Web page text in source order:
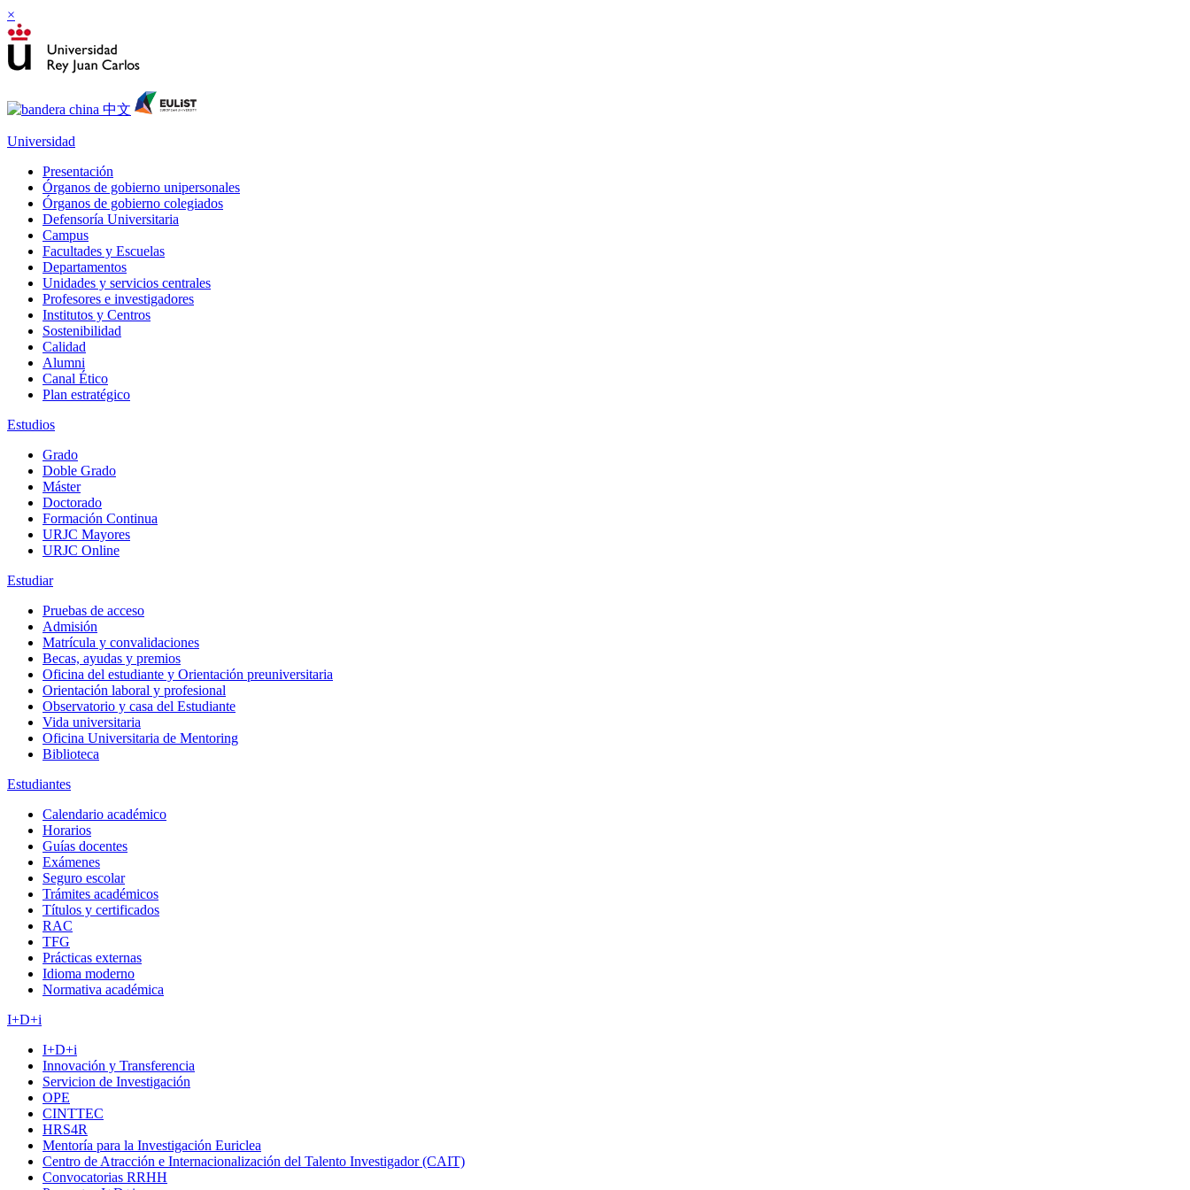
×
Universidad
Presentación
Órganos de gobierno unipersonales
Órganos de gobierno colegiados
Defensoría Universitaria
Campus
Facultades y Escuelas
Departamentos
Unidades y servicios centrales
Profesores e investigadores
Institutos y Centros
Sostenibilidad
Calidad
Alumni
Canal Ético
Plan estratégico
Estudios
Grado
Doble Grado
Máster
Doctorado
Formación Continua
URJC Mayores
URJC Online
Estudiar
Pruebas de acceso
Admisión
Matrícula y convalidaciones
Becas, ayudas y premios
Oficina del estudiante y Orientación preuniversitaria
Orientación laboral y profesional
Observatorio y casa del Estudiante
Vida universitaria
Oficina Universitaria de Mentoring
Biblioteca
Estudiantes
Calendario académico
Horarios
Guías docentes
Exámenes
Seguro escolar
Trámites académicos
Títulos y certificados
RAC
TFG
Prácticas externas
Idioma moderno
Normativa académica
I+D+i
I+D+i
Innovación y Transferencia
Servicion de Investigación
OPE
CINTTEC
HRS4R
Mentoría para la Investigación Euriclea
Centro de Atracción e Internacionalización del Talento Investigador (CAIT)
Convocatorias RRHH